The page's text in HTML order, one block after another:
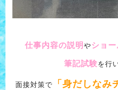
仕事内容の説明やショ
筆記試験を行
面接対策で 「身だしなみ